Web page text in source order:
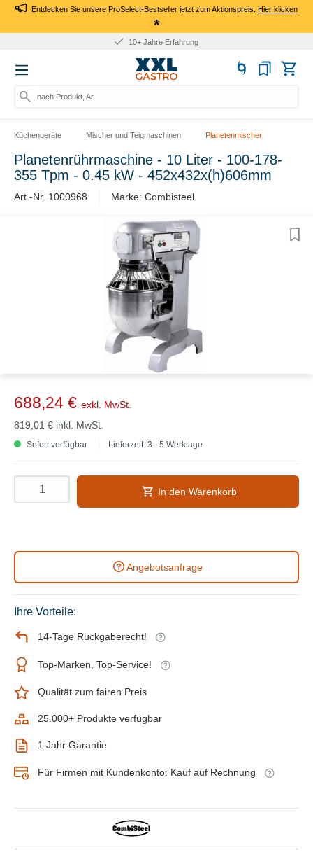
Entdecken Sie unsere ProSelect-Bestseller jetzt zum Aktionspreis.Hier klicken
*
10+ Jahre Erfahrung
nach Produkt, Art.-
Küchengeräte Mischer und Teigmaschinen Planetenmischer
Planetenrührmaschine - 10 Liter - 100-178-
355 Tpm - 0.45 kW - 452x432x(h)606mm
Art.-Nr. 1000968 Marke: Combisteel
688,24 € exkl. MwSt.
819,01 € inkl. MwSt.
Sofort verfügbar Lieferzeit: 3 - 5 Werktage
In den Warenkorb
Angebotsanfrage
Ihre Vorteile:
14-Tage Rückgaberecht!
Top-Marken, Top-Service!
Qualität zum fairen Preis
25.000+ Produkte verfügbar
1 Jahr Garantie
Für Firmen mit Kundenkonto: Kauf auf Rechnung